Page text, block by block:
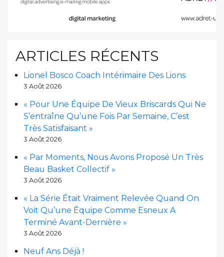
ARTICLES RÉCENTS
Lionel Bosco Coach Intérimaire Des Lions
3 Août 2026
« Pour Une Équipe De Vieux Briscards Qui Ne
S’entraîne Qu’une Fois Par Semaine, C’est
Très Satisfaisant »
3 Août 2026
« Par Moments, Nous Avons Proposé Un Très
Beau Basket Collectif »
3 Août 2026
« La Série Était Vraiment Relevée Quand On
Voit Qu’une Équipe Comme Esneux A
Terminé Avant-Dernière »
3 Août 2026
Neuf Ans Déjà !